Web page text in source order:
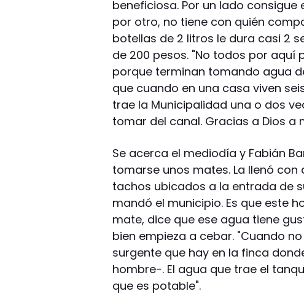
beneficiosa. Por un lado
por otro, no tiene con quién
botellas de 2 litros le dura casi 2
de 200 pesos. "No todos por
porque terminan tomando agua
que cuando en una casa viven
trae la Municipalidad una o dos
tomar del canal. Gracias a Dios a
Se acerca el mediodía y Fabián
tomarse unos mates. La llenó
tachos ubicados a la entrada de
mandó el municipio. Es que este
mate, dice que ese agua tiene
bien empieza a cebar. "Cuando
surgente que hay en la finca
hombre-. El agua que trae el
que es potable".